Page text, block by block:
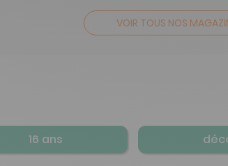
VOIR TOUS NOS
16 ans